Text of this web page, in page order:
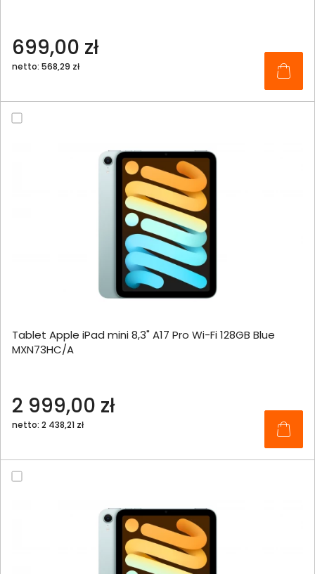
699,00 zł
netto: 568,29 zł
Tablet Apple iPad mini 8,3" A17 Pro Wi-Fi 128GB Blue
MXN73HC/A
2 999,00 zł
netto: 2 438,21 zł